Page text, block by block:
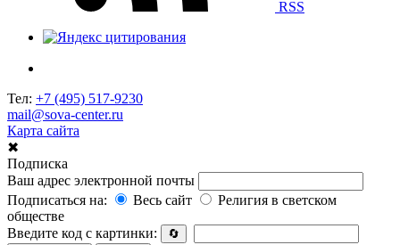
RSS
Тел: +7 (495) 517-9230
mail@sova-center.ru
Карта сайта
✖
Подписка
Ваш адрес электронной почты
Подписаться на:
Весь сайт
Религия в светском
обществе
Введите код с картинки:
🔄